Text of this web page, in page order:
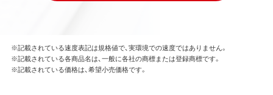
※記載されている速度表記は規格値で、実環境での速度ではありません。
※記載されている各商品名は、一般に各社の商標または登録商標です。
※記載されている価格は、希望小売価格です。